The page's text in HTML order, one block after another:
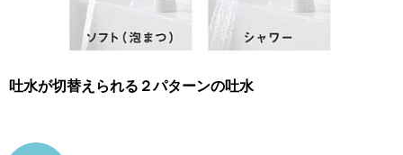
吐水が切替えられる２パターンの吐水